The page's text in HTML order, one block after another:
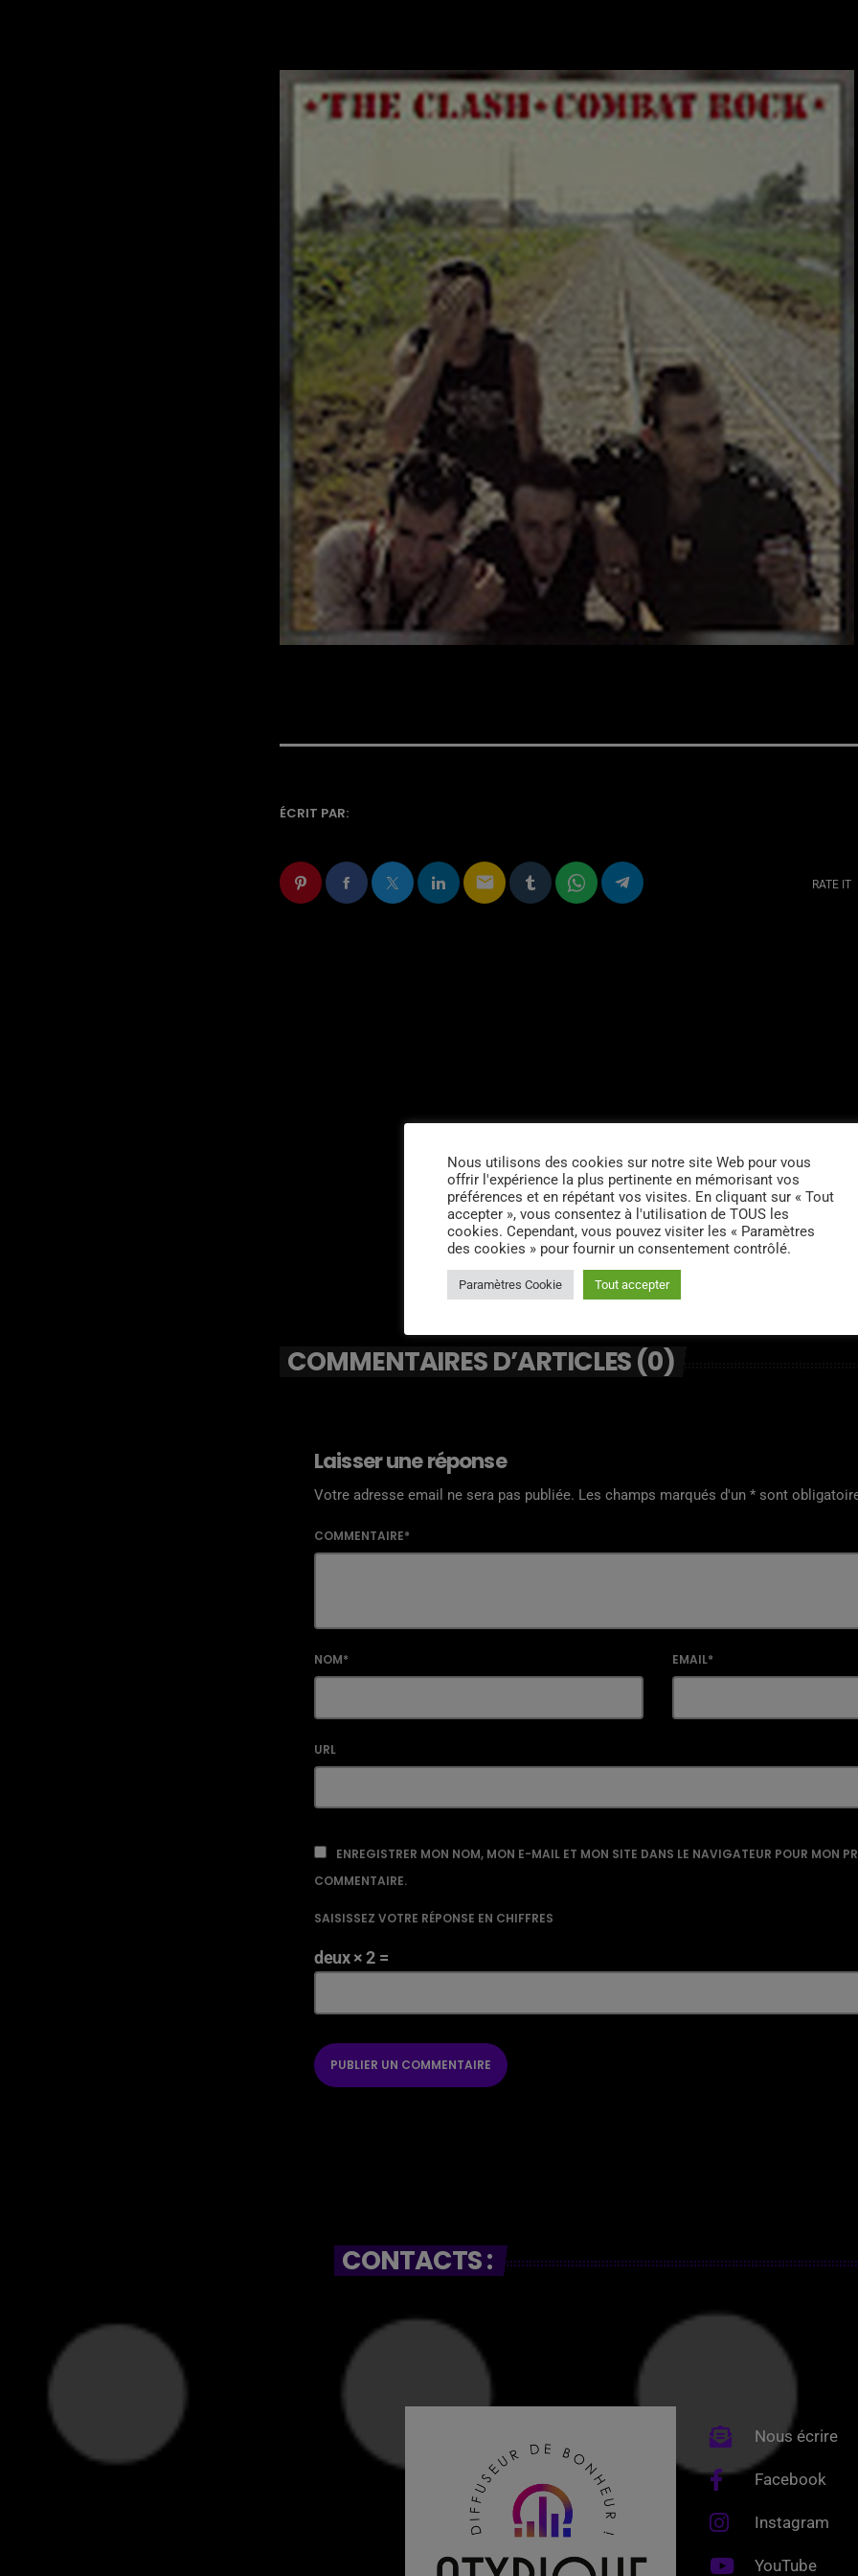
ÉCRIT PAR:
email RATE IT
COMMENTAIRES D’ARTICLES (0)
Laisser une réponse
Votre adresse email ne sera pas publiée. Les champs marqués d'un * sont
COMMENTAIRE*
NOM* EMAIL*
URL
ENREGISTRER MON NOM, MON E-MAIL ET MON SITE DANS LE NAVIGATEUR POUR MON
COMMENTAIRE.
SAISISSEZ VOTRE RÉPONSE EN CHIFFRES
deux × 2 =
CONTACTS :
Nous écrire
Facebook
Instagram
YouTube
Nous utilisons des cookies sur notre site Web pour vous
offrir l'expérience la plus pertinente en mémorisant vos
préférences et en répétant vos visites. En cliquant sur « Tout
accepter », vous consentez à l'utilisation de TOUS les
cookies. Cependant, vous pouvez visiter les « Paramètres
des cookies » pour fournir un consentement contrôlé.
Paramètres Cookie Tout accepter